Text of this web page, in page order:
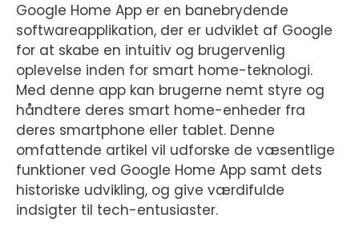
Google Home App er en banebrydende
softwareapplikation, der er udviklet af Google
for at skabe en intuitiv og brugervenlig
oplevelse inden for smart home-teknologi.
Med denne app kan brugerne nemt styre og
håndtere deres smart home-enheder fra
deres smartphone eller tablet. Denne
omfattende artikel vil udforske de væsentlige
funktioner ved Google Home App samt dets
historiske udvikling, og give værdifulde
indsigter til tech-entusiaster.